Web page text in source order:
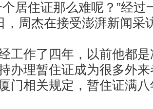
个居住证那么难呢？”经过
，周杰在接受澎湃新闻采
工作了四年，以前他都
办理暂住证成为很多外
门相关规定，暂住证满